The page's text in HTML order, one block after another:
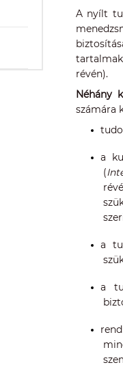
A nyílt
révén).
Néhány
számára
a
(
a
a